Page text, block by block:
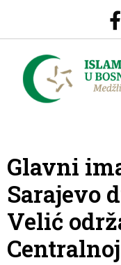
Glavni
Sarajevo
Velić